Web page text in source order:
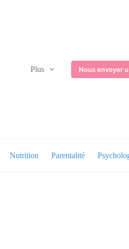
Plus Nous envoyer
Nutrition Parentalité